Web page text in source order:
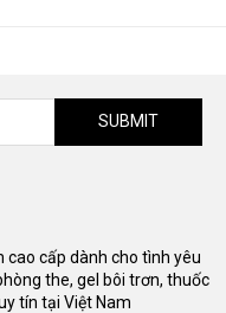
SUBMIT
cao cấp dành cho tình yêu
the, gel bôi trơn, thuốc
tín tại Việt Nam